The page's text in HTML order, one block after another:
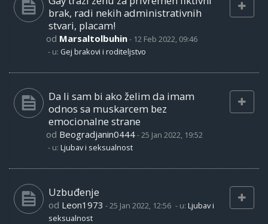
brak, radi nekih administrativnih
stvari, placam!
od Marsaltolbuhin- 12 Feb 2022, 09:46
- u: Gej brakovi i roditeljstvo
Da li sam bi ako želim da imam
odnos sa muskarcem bez
emocionalne strane
od Beogradjanin0444-25 Jan 2022, 19:52
- u: Ljubav i seksualnost
Uzbuđenje
od Leon1973 -25 Jan 2022, 12:56 - u: Ljubav i
seksualnost